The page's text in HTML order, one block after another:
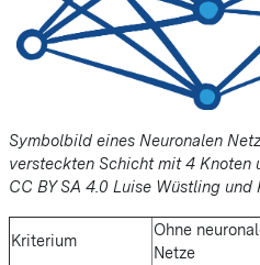
Symbolbild eines Neuronalen
versteckten Schicht mit 4 Knoten
CC BY SA 4.0 Luise Wüstling und
Kriterium
Ohne
Netze